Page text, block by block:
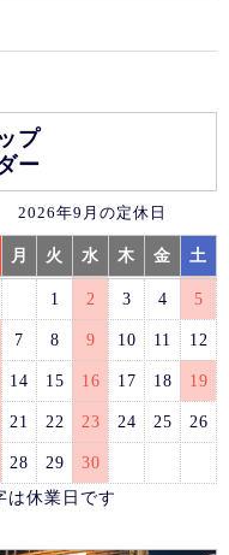
プ
ー
2026年9月の定休日
月 火 水 木 金 土
1 2 3 4 5
7 8 9 10 11 12
14 15 16 17 18 19
21 22 23 24 25 26
28 29
30
休業日です